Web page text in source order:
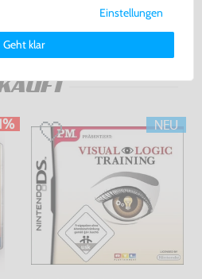
Warenkorb
von uns verwendeten Cookies und
findest Du in unsererDaten­schutz­
.
Einstellungen
Geht klar